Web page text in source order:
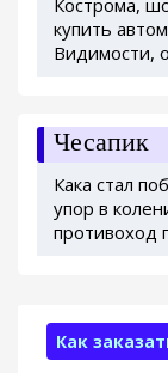
купить
Видимости,
Чесапик
Кака стал
упор в
противоход
Как